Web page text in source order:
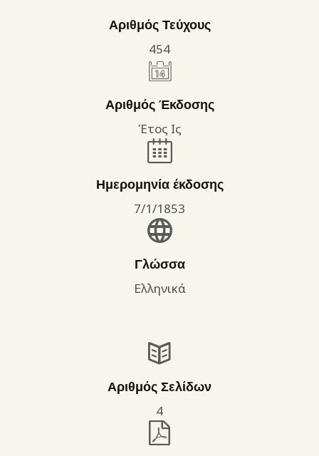
Αριθμός Τεύχους
454
Αριθμός Έκδοσης
Έτος Ις
Ημερομηνία έκδοσης
7/1/1853
Γλώσσα
Ελληνικά
Αριθμός Σελίδων
4